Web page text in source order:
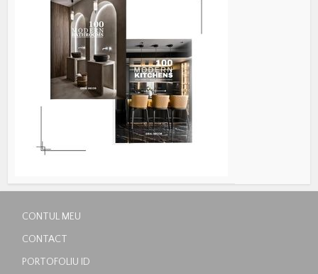
CONTUL MEU
CONTACT
PORTOFOLIU ID